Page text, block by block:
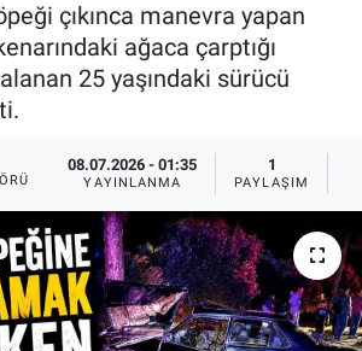
çıkınca manevra yapan
ağaca çarptığı
25 yaşındaki sürücü
08.07.2026 - 01:35
YAYINLANMA
1
PAYLAŞIM
Durumu ve Fikstür